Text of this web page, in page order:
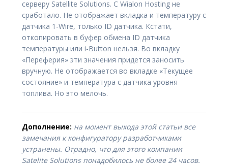
серверу Satellite Solutions. С Wialon Hosting не
сработало. Не отображает вкладка и температуру с
датчика 1-Wire, только ID датчика. Кстати,
откопировать в буфер обмена ID датчика
температуры или i-Button нельзя. Во вкладку
«Переферия» эти значения придется заносить
вручную. Не отображается во вкладке «Текущее
состояние» и температура с датчика уровня
топлива. Но это мелочь.
Дополнение: на момент выхода этой статьи все
замечания к конфигуратору разработчиками
устранены. Отрадно, что для этого компании
Satelite Solutions понадобилось не более 24 часов.